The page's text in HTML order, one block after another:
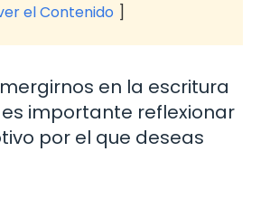
el Contenido
en la escritura
importante reflexionar
por el que deseas